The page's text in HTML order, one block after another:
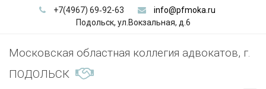
+7(4967) 69‑92-63
info@pfmoka.ru
Подольск, ул.Вокзальная, д.6
Московская областная коллегия адвокатов, г.
ПОДОЛЬСК